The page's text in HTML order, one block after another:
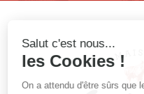
Salut c'est nous...
les Cookies !
On a attendu d'être sûrs que